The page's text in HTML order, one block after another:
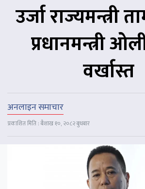
उर्जा राज्यमन्त्री
प्रधानमन्त्री
वर्खास्त
अनलाइन समाचार
प्रकाशित मिति : बैशाख १०, २०८२ बुधबार